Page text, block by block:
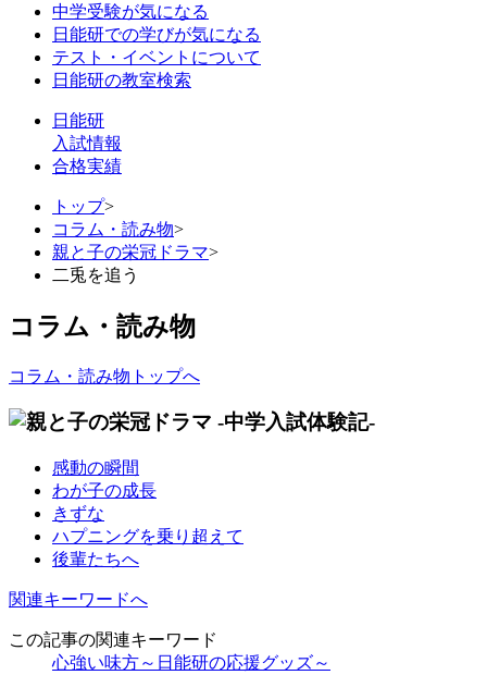
中学受験が気になる
日能研での学びが気になる
テスト・イベントについて
日能研の教室検索
日能研
入試情報
合格実績
トップ>
コラム・読み物>
親と子の栄冠ドラマ>
二兎を追う
コラム・読み物
コラム・読み物トップへ
感動の瞬間
わが子の成長
きずな
ハプニングを乗り超えて
後輩たちへ
関連キーワードへ
この記事の関連キーワード
心強い味方～日能研の応援グッズ～